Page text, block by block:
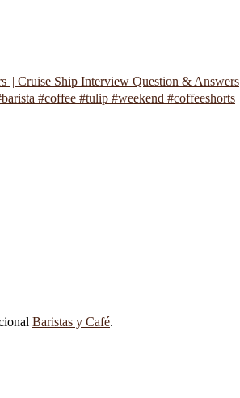
|| Cruise Ship Interview Question & Answers
#coffee #tulip #weekend #coffeeshorts
Baristas y Café.